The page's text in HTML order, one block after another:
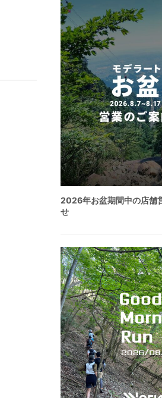
2026年お盆期間中の店舗
せ